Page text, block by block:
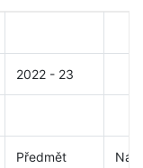
2022 - 23
Předmět